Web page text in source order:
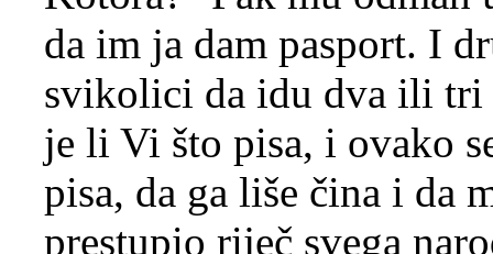
da im ja dam pasport. I
svikolici da idu dva ili tri
je li Vi što pisa, i ovako
pisa, da ga liše čina i da
prestupio riječ svega